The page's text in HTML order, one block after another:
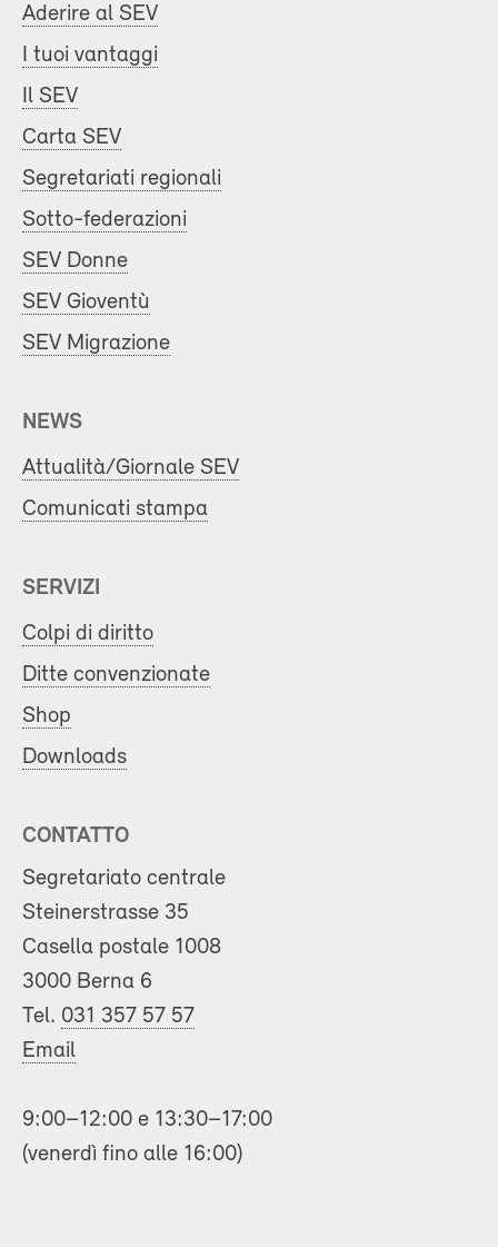
Aderire al SEV
I tuoi vantaggi
Il SEV
Carta SEV
Segretariati regionali
Sotto-federazioni
SEV Donne
SEV Gioventù
SEV Migrazione
NEWS
Attualità/Giornale SEV
Comunicati stampa
SERVIZI
Colpi di diritto
Ditte convenzionate
Shop
Downloads
CONTATTO
Segretariato centrale
Steinerstrasse 35
Casella postale 1008
3000 Berna 6
Tel. 031 357 57 57
Email
9:00–12:00 e 13:30–17:00
(venerdì fino alle 16:00)